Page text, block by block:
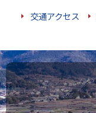
交通アクセス